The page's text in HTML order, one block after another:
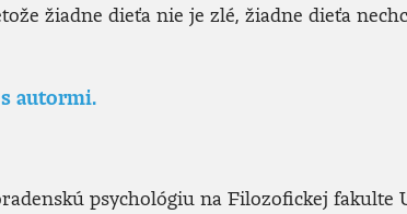
žiadne dieťa nie je zlé, žiadne dieťa
autormi.
psychológiu na Filozofickej fakulte